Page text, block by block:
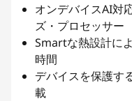
オンデバイスAI対
ズ・プロセッサー
Smartな熱設計に
時間
デバイスを保護す
載